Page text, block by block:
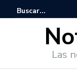
Las